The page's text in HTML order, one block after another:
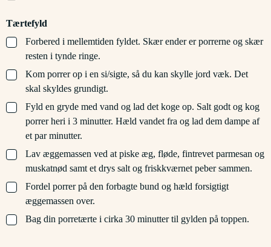
Tærtefyld
▢
Forbered i mellemtiden fyldet. Skær ender er porrerne og skær
resten i tynde ringe.
▢
Kom porrer op i en si/sigte, så du kan skylle jord væk. Det
skal skyldes grundigt.
▢
Fyld en gryde med vand og lad det koge op. Salt godt og kog
porrer heri i 3 minutter. Hæld vandet fra og lad dem dampe af
et par minutter.
▢
Lav æggemassen ved at piske æg, fløde, fintrevet parmesan og
muskatnød samt et drys salt og friskkværnet peber sammen.
▢
Fordel porrer på den forbagte bund og hæld forsigtigt
æggemassen over.
▢
Bag din porretærte i cirka 30 minutter til gylden på toppen.